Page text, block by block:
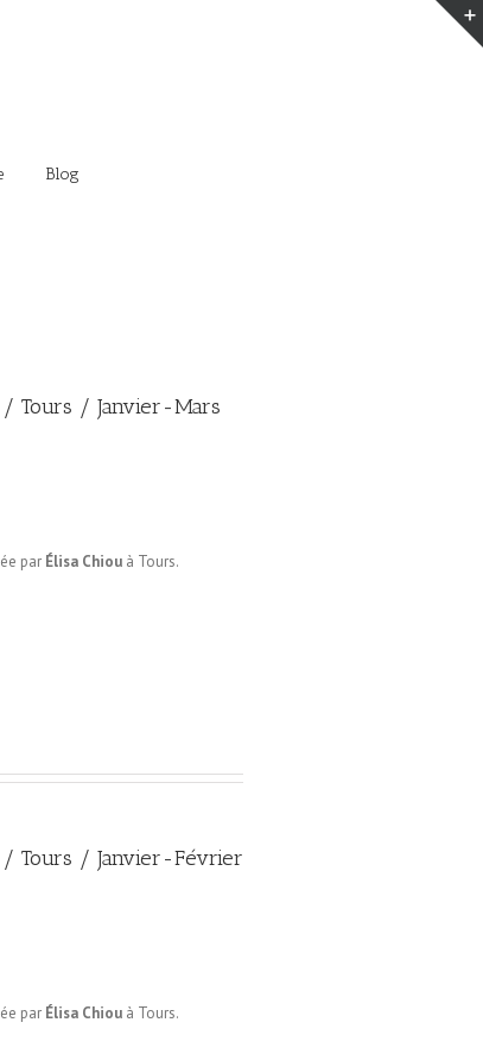
Blog
Tours / Janvier-Mars
par Élisa Chiou à Tours.
Tours / Janvier-Février
par Élisa Chiou à Tours.